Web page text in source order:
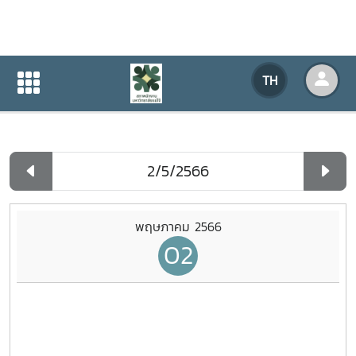
TH
ปฏิทินกิจกรรมของหน่วยงาน
ปฏิทินกิจกรรมของหน่วยงาน
พฤษภาคม 2566
02